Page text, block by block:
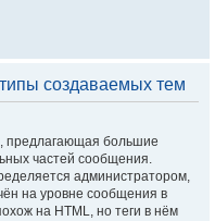
создаваемых тем
предлагающая большие
частей сообщения.
администратором,
на уровне сообщения в
на HTML, но теги в нём